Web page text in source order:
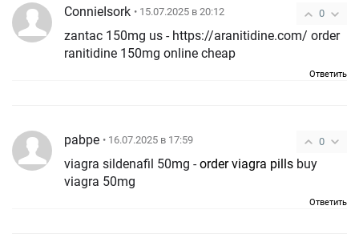
0
ConnieIsork • 15.07.2025 в 20:12
zantac 150mg us - https://aranitidine.com/ order
ranitidine 150mg online cheap
Ответить
0
pabpe • 16.07.2025 в 17:59
viagra sildenafil 50mg -order viagra pills buy
viagra 50mg
Ответить